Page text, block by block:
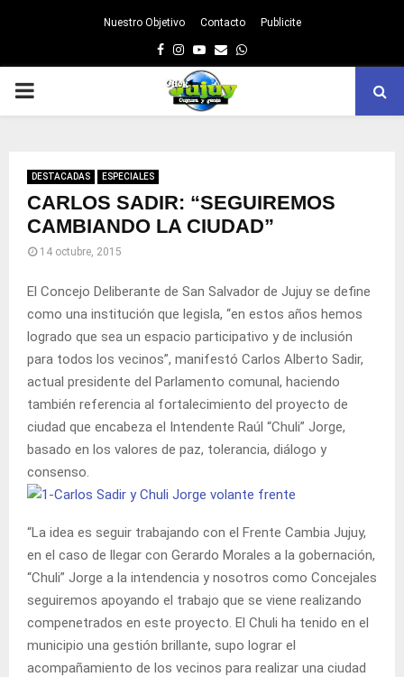
Nuestro Objetivo Contacto Publicite
Facebook
Instagram
Youtube
EmailWhatsapp
PRIMARY
DESTACADAS ESPECIALES
CARLOS SADIR: “SEGUIREMOS
CAMBIANDO LA CIUDAD”
14 octubre, 2015
El Concejo Deliberante de San Salvador de Jujuy se define
como una institución que legisla, “en estos años hemos
logrado que sea un espacio participativo y de inclusión
para todos los vecinos”, manifestó Carlos Alberto Sadir,
actual presidente del Parlamento comunal, haciendo
también referencia al fortalecimiento del proyecto de
ciudad que encabeza el Intendente Raúl “Chuli” Jorge,
basado en los valores de paz, tolerancia, diálogo y
consenso.
“La idea es seguir trabajando con el Frente Cambia Jujuy,
en el caso de llegar con Gerardo Morales a la gobernación,
“Chuli” Jorge a la intendencia y nosotros como Concejales
seguiremos apoyando el trabajo que se viene realizando
compenetrados en este proyecto. El Chuli ha tenido en el
municipio una gestión brillante, supo lograr el
acompañamiento de los vecinos para realizar una ciudad